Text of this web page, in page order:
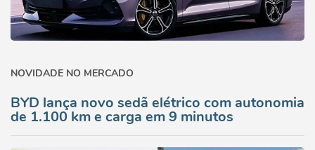
NOVIDADE NO MERCADO
BYD lança novo sedã elétrico com autonomia
de 1.100 km e carga em 9 minutos